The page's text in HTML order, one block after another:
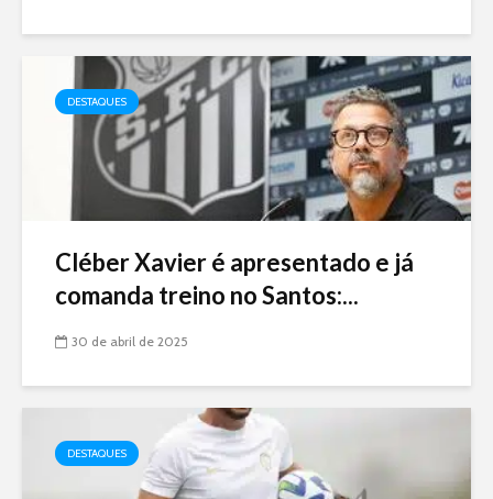
DESTAQUES
Cléber Xavier é apresentado e já
comanda treino no Santos:...
30 de abril de 2025
DESTAQUES